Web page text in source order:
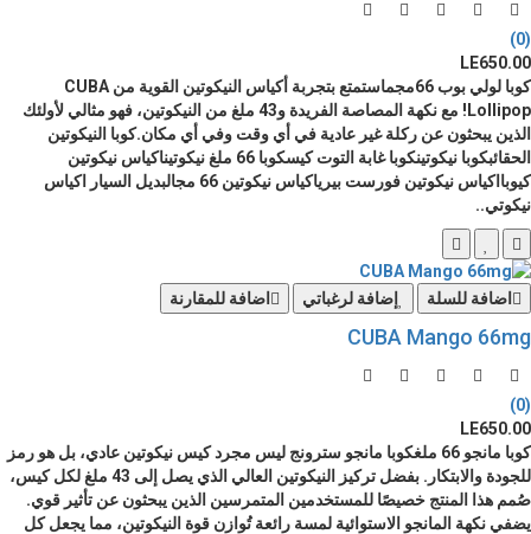
(0)
LE650.00
كوبا لولي بوب 66مجماستمتع بتجربة أكياس النيكوتين القوية من CUBA
Lollipop! مع نكهة المصاصة الفريدة و43 ملغ من النيكوتين، فهو مثالي لأولئك
الذين يبحثون عن ركلة غير عادية في أي وقت وفي أي مكان.كوبا النيكوتين
الحقائبكوبا نيكوتينكوبا غابة التوت كيسكوبا 66 ملغ نيكوتيناكياس نيكوتين
كيوبااكياس نيكوتين فورست بيرياكياس نيكوتين 66 مجالبديل السيار اكياس
نيكوتي..
اضافة للسلة إضافة لرغباتي اضافة للمقارنة
CUBA Mango 66mg
(0)
LE650.00
كوبا مانجو 66 ملغكوبا مانجو سترونج ليس مجرد كيس نيكوتين عادي، بل هو رمز
للجودة والابتكار. بفضل تركيز النيكوتين العالي الذي يصل إلى 43 ملغ لكل كيس،
صُمم هذا المنتج خصيصًا للمستخدمين المتمرسين الذين يبحثون عن تأثير قوي.
يضفي نكهة المانجو الاستوائية لمسة رائعة تُوازن قوة النيكوتين، مما يجعل كل